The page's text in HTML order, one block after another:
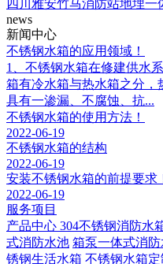
四川雅安竹马消防站地埋一
news
新闻中心
不锈钢水箱的应用领域！
1、不锈钢水箱在修建供
箱有冷水箱与热水箱之分，
具有一渗漏、不腐蚀、抗...
不锈钢水箱的使用方法！
2022-06-19
不锈钢水箱的结构
2022-06-19
安装不锈钢水箱的前提要求
2022-06-19
服务项目
产品中心 304不锈钢消防水
式消防水池 箱泵一体式消防
锈钢生活水箱 不锈钢水箱定